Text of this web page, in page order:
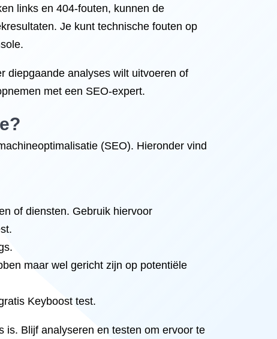
links en 404-fouten, kunnen de
Je kunt technische fouten op
diepgaande analyses wilt uitvoeren of
met een SEO-expert.
(SEO). Hieronder vind
of diensten. Gebruik hiervoor
maar wel gericht zijn op potentiële
Keyboost test.
is. Blijf analyseren en testen om ervoor te